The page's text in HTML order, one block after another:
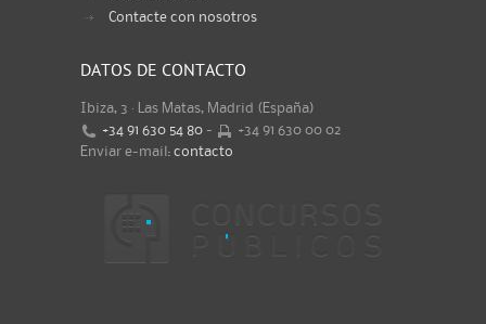
Contacte con nosotros
DATOS DE CONTACTO
Ibiza, 3 · Las Matas, Madrid (España)
+34 91 630 54 80 -
+34 91 630 00 02
Enviar e-mail: contacto